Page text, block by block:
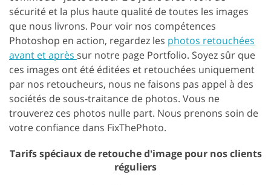
sécurité et la plus haute qualité de toutes les images
que nous livrons. Pour voir nos compétences
Photoshop en action, regardez les photos retouchées
avant et après sur notre page Portfolio. Soyez sûr que
ces images ont été éditées et retouchées uniquement
par nos retoucheurs, nous ne faisons pas appel à des
sociétés de sous-traitance de photos. Vous ne
trouverez ces photos nulle part. Nous prenons soin de
votre confiance dans FixThePhoto.
Tarifs spéciaux de retouche d'image pour nos clients
réguliers